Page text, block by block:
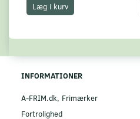
Læg i kurv
INFORMATIONER
A-FRIM.dk, Frimærker
Fortrolighed